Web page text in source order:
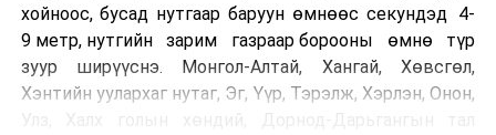
хойноос, бусад нутгаар баруун өмнөөс секундэд 4-
9 метр, нутгийн зарим газраар борооны өмнө түр
зуур ширүүснэ. Монгол-Алтай, Хангай, Хөвсгөл,
Хэнтийн уулархаг нутаг, Эг, Үүр, Тэрэлж, Хэрлэн, Онон,